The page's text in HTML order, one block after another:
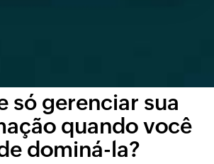
só gerenciar sua
quando você
dominá-la?